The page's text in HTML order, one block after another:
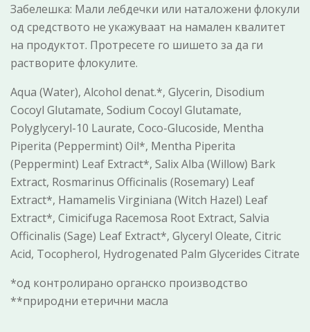
Забелешка: Мали лебдечки или наталожени флокули
од средството не укажуваат на намален квалитет
на продуктот. Протресете го шишето за да ги
растворите флокулите.
Aqua (Water), Alcohol denat.*, Glycerin, Disodium
Cocoyl Glutamate, Sodium Cocoyl Glutamate,
Polyglyceryl-10 Laurate, Coco-Glucoside, Mentha
Piperita (Peppermint) Oil*, Mentha Piperita
(Peppermint) Leaf Extract*, Salix Alba (Willow) Bark
Extract, Rosmarinus Officinalis (Rosemary) Leaf
Extract*, Hamamelis Virginiana (Witch Hazel) Leaf
Extract*, Cimicifuga Racemosa Root Extract, Salvia
Officinalis (Sage) Leaf Extract*, Glyceryl Oleate, Citric
Acid, Tocopherol, Hydrogenated Palm Glycerides Citrate
*од контролирано органско производство
**природни етерични масла